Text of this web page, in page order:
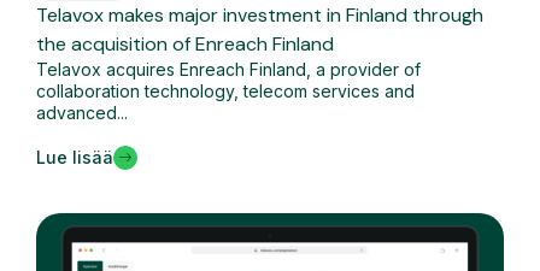
Telavox makes major investment in Finland through
the acquisition of Enreach Finland
Telavox acquires Enreach Finland, a provider of
collaboration technology, telecom services and
advanced...
Lue lisää